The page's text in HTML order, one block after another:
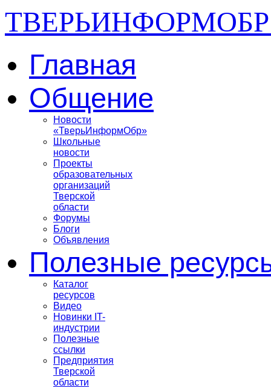
ТВЕРЬИНФОРМОБР
Главная
Общение
Новости
«ТверьИнформОбр»
Школьные
новости
Проекты
образовательных
организаций
Тверской
области
Форумы
Блоги
Объявления
Полезные
Каталог
ресурсов
Видео
Новинки IT-
индустрии
Полезные
ссылки
Предприятия
Тверской
области